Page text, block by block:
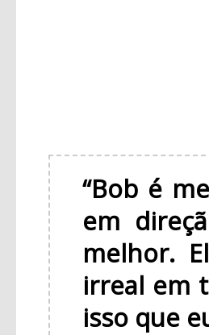
“Bob é
em
melhor.
irreal em
isso que